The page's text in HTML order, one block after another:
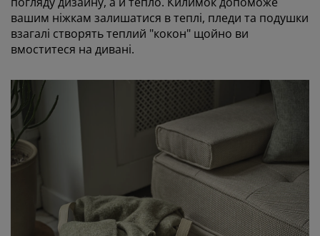
вашим ніжкам залишатися в теплі, пледи та подушки
взагалі створять теплий "кокон" щойно ви
вмоститеся на дивані.